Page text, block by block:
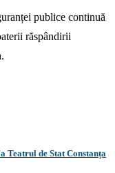
publice continuă
răspândirii
Teatrul de Stat Constanța